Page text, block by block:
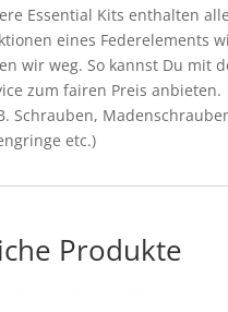
Essential Kits enthalten
eines Federelements
wir weg. So kannst Du mit
zum fairen Preis anbieten.
Schrauben,
etc.)
Produkte